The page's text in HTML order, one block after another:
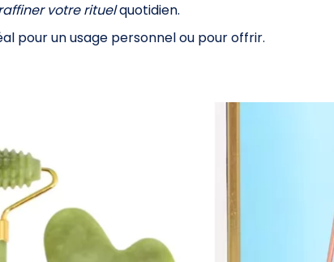
votre rituelquotidien.
pour un usage personnel ou pour offrir.